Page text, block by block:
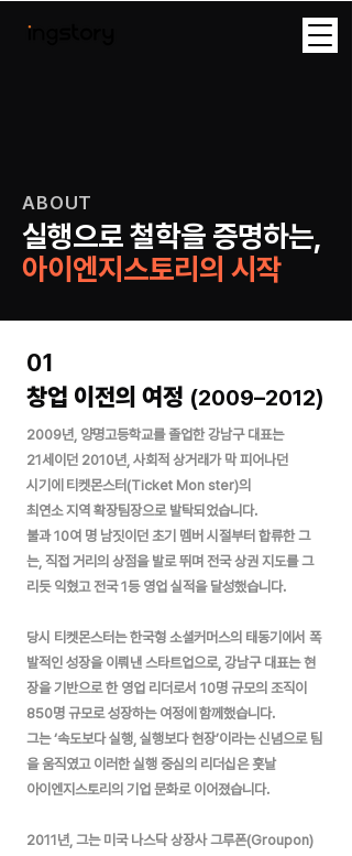
ABOUT
실행으로 철학을 증명하는,
아이엔지스토리의 시작
01
창업 이전의 여정 (2009–2012)
2009년, 양명고등학교를 졸업한 강남구 대표는
21세이던 2010년, 사회적 상거래가 막 피어나던
시기에 티켓몬스터(Ticket Mon ster)의
최연소 지역 확장팀장으로 발탁되었습니다.
불과 10여 명 남짓이던 초기 멤버 시절부터 합류한 그
는, 직접 거리의 상점을 발로 뛰며 전국 상권 지도를 그
리듯 익혔고 전국 1등 영업 실적을 달성했습니다.
당시 티켓몬스터는 한국형 소셜커머스의 태동기에서 폭
발적인 성장을 이뤄낸 스타트업으로, 강남구 대표는 현
장을 기반으로 한 영업 리더로서 10명 규모의 조직이
850명 규모로 성장하는 여정에 함께했습니다.
그는 ‘속도보다 실행, 실행보다 현장’이라는 신념으로 팀
을 움직였고 이러한 실행 중심의 리더십은 훗날
아이엔지스토리의 기업 문화로 이어졌습니다.
2011년, 그는 미국 나스닥 상장사 그루폰(Groupon)